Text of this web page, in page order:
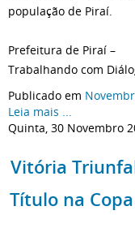
população de Piraí.
Prefeitura de Piraí –
Trabalhando com
Publicado em
Leia mais ...
Quinta, 30 Novembro
Vitória
Título na